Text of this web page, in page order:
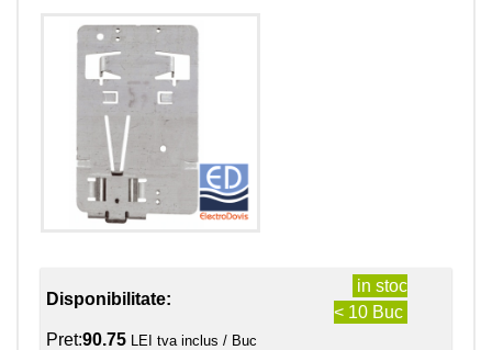
Disponibilitate:
in stoc
< 10 Buc
Pret:90.75 LEI tva inclus / Buc